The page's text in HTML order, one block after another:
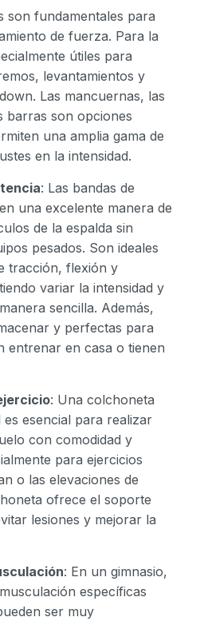
son fundamentales para
de fuerza. Para la
útiles para
levantamientos y
Las mancuernas, las
barras son opciones
una amplia gama de
en la intensidad.
: Las bandas de
una excelente manera de
de la espalda sin
pesados. Son ideales
tracción, flexión y
variar la intensidad y
sencilla. Además,
y perfectas para
entrenar en casa o tienen
: Una colchoneta
es esencial para realizar
con comodidad y
para ejercicios
o las elevaciones de
ofrece el soporte
lesiones y mejorar la
: En un gimnasio,
específicas
ser muy